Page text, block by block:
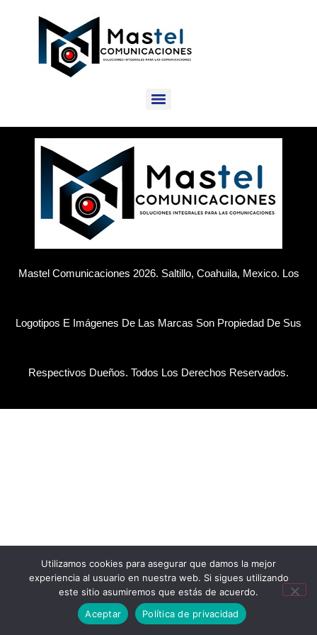
Mastel Comunicaciones 2026. Saltillo, Coahuila, Mexico. Los
Logotipos E Imágenes De Las Marcas Son Propiedad De Sus
Respectivos Dueños. Todos Los Derechos Reservados.
Utilizamos cookies para asegurar que damos la mejor
experiencia al usuario en nuestra web. Si sigues utilizando
este sitio asumiremos que estás de acuerdo.
Aceptar
Política de privacidad